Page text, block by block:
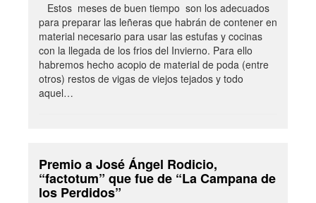
Estos meses de buen tiempo son los adecuados
para preparar las leñeras que habrán de contener en
material necesario para usar las estufas y cocinas
con la llegada de los frios del Invierno. Para ello
habremos hecho acopio de material de poda (entre
otros) restos de vigas de viejos tejados y todo
aquel…
Premio a José Ángel Rodicio,
“factotum” que fue de “La Campana de
los Perdidos”